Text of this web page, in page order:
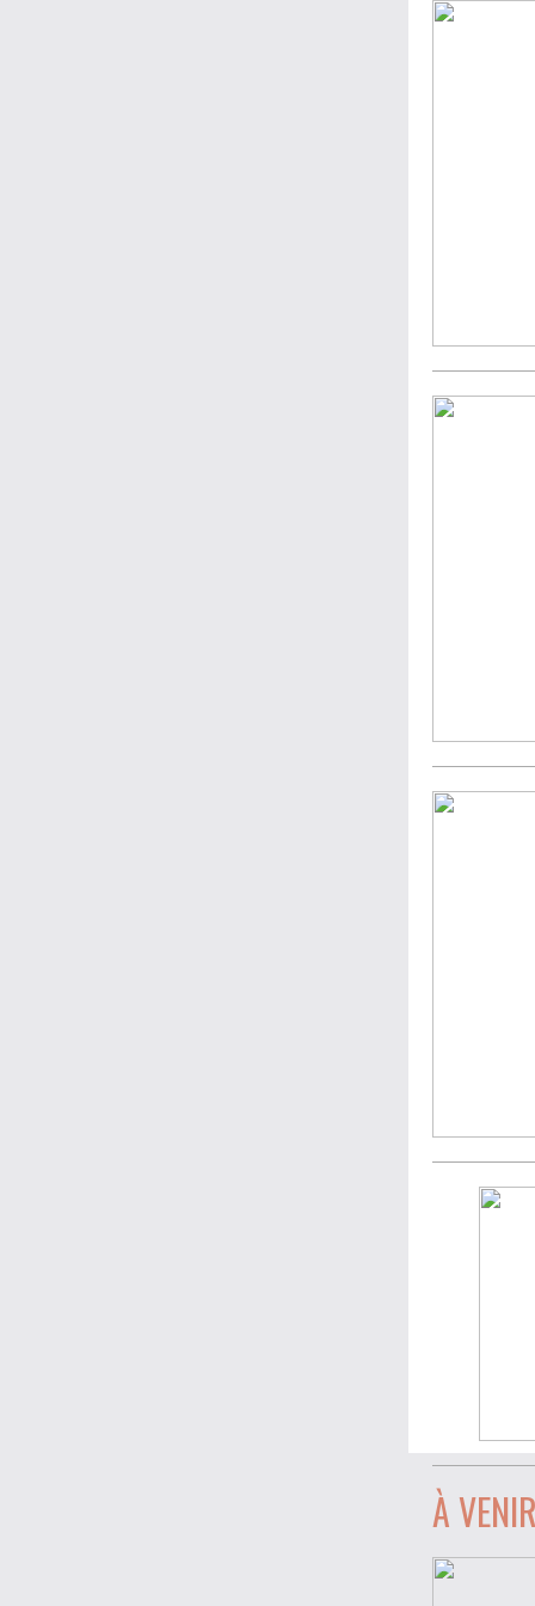
À VENIR